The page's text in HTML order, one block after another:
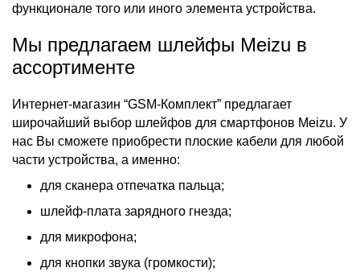
функционале того или иного элемента устройства.
Мы предлагаем шлейфы Meizu в
ассортименте
Интернет-магазин “GSM-Комплект” предлагает
широчайший выбор шлейфов для смартфонов Meizu. У
нас Вы сможете приобрести плоские кабели для любой
части устройства, а именно:
для сканера отпечатка пальца;
шлейф-плата зарядного гнезда;
для микрофона;
для кнопки звука (громкости);